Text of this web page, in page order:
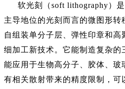
软光刻（soft lithography）
主导地位的光刻而言的微图形转
自组装单分子层、弹性印章和高
细加工新技术。它能制造复杂的
能应用于生物高分子、胶体、玻
有相关散射带来的精度限制，可